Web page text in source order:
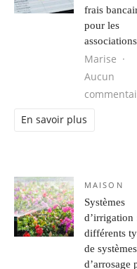
frais
pour les
associations
Marise
Aucun
En savoir plus
MAISON
Systèmes
d’irrigation
différents
de systèmes
d’arrosage